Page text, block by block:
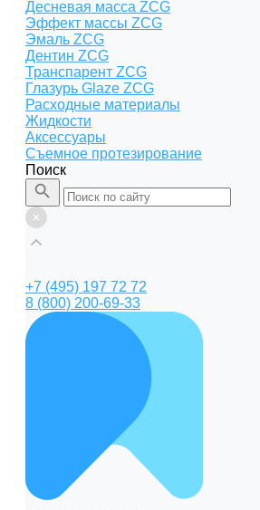
Десневая масса ZCG
Эффект массы ZCG
Эмаль ZCG
Дентин ZCG
Транспарент ZCG
Глазурь Glaze ZCG
Расходные материалы
Жидкости
Аксессуары
Съемное протезирование
Поиск
+7 (495) 197 72 72
8 (800) 200-69-33